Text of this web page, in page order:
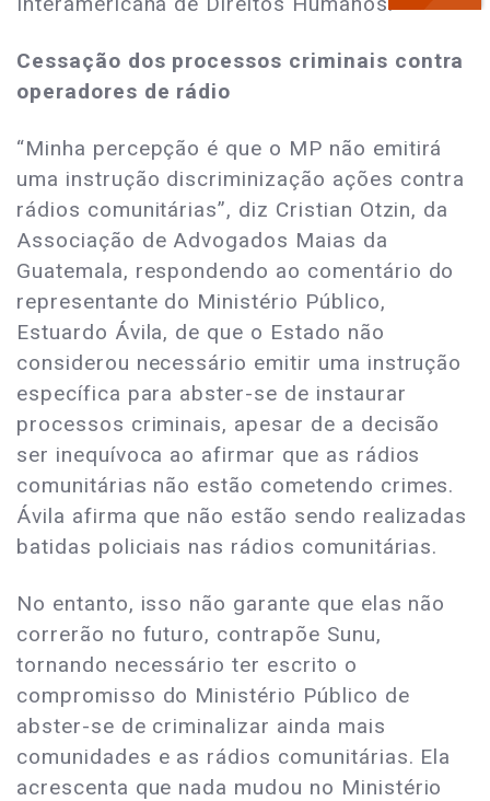
Cessação dos processos criminais contra
operadores de rádio
“Minha percepção é que o MP não emitirá
uma instrução discriminização ações contra
rádios comunitárias”, diz Cristian Otzin, da
Associação de Advogados Maias da
Guatemala, respondendo ao comentário do
representante do Ministério Público,
Estuardo Ávila, de que o Estado não
considerou necessário emitir uma instrução
específica para abster-se de instaurar
processos criminais, apesar de a decisão
ser inequívoca ao afirmar que as rádios
comunitárias não estão cometendo crimes.
Ávila afirma que não estão sendo realizadas
batidas policiais nas rádios comunitárias.
No entanto, isso não garante que elas não
correrão no futuro, contrapõe Sunu,
tornando necessário ter escrito o
compromisso do Ministério Público de
abster-se de criminalizar ainda mais
comunidades e as rádios comunitárias. Ela
acrescenta que nada mudou no Ministério